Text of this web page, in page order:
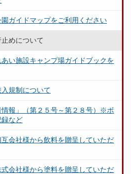
ガイドマップをご利用ください
めについて
い施設キャンプ場ガイドブックを
規制について
報」（第２５号～第２８号）※ボ
録など
会社様から飲料を贈呈していただ
会社様から塗料を贈呈していただ